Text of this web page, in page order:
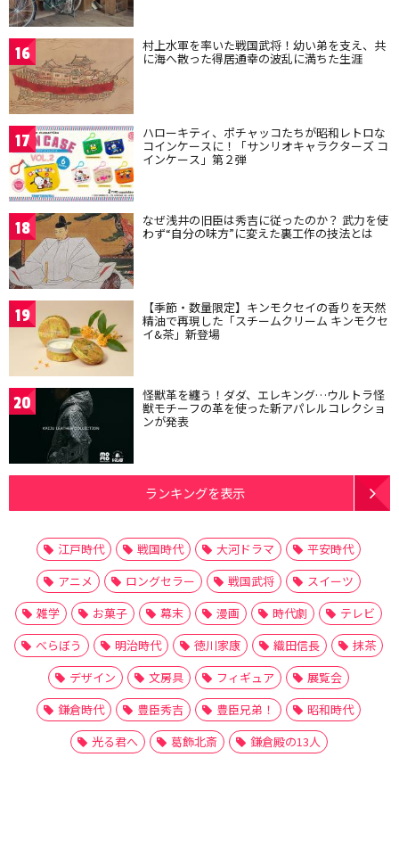
16 村上水軍を率いた戦国武将！幼い弟を支え、共
に海へ散った得居通幸の波乱に満ちた生涯
17 ハローキティ、ポチャッコたちが昭和レトロな
コインケースに！「サンリオキャラクターズ コ
インケース」第２弾
18 なぜ浅井の旧臣は秀吉に従ったのか？ 武力を使
わず“自分の味方”に変えた裏工作の技法とは
19 【季節・数量限定】キンモクセイの香りを天然
精油で再現した「スチームクリーム キンモクセ
イ&茶」新登場
20 怪獣革を纏う！ダダ、エレキング…ウルトラ怪
獣モチーフの革を使った新アパレルコレクショ
ンが発表
ランキングを表示
江戸時代 戦国時代 大河ドラマ
平安時代
アニメ
ロングセラー 戦国武将
スイーツ
雑学
お菓子 幕末 漫画 時代劇
テレビ
べらぼう
明治時代 徳川家康 織田信長
抹茶
デザイン
文房具 フィギュア
展覧会
鎌倉時代
豊臣秀吉 豊臣兄弟！
昭和時代
光る君へ
葛飾北斎 鎌倉殿の13人